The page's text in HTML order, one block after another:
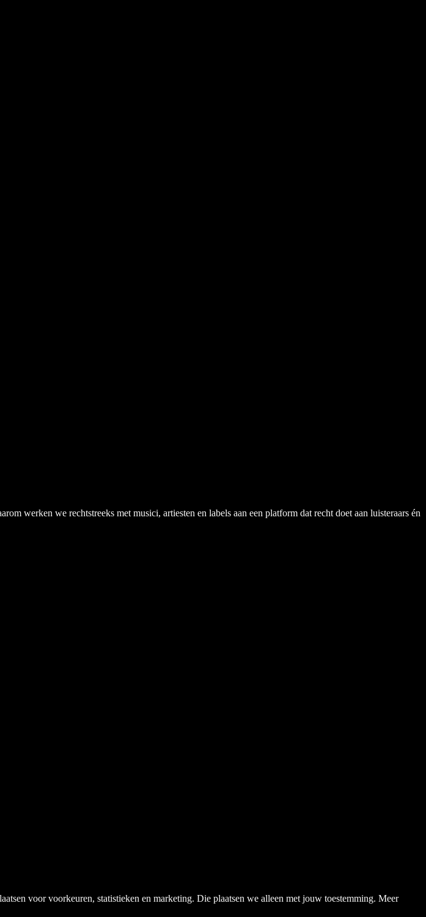
werken we rechtstreeks met musici, artiesten en labels aan een platform dat recht doet aan luisteraars én
voor voorkeuren, statistieken en marketing. Die plaatsen we alleen met jouw toestemming. Meer